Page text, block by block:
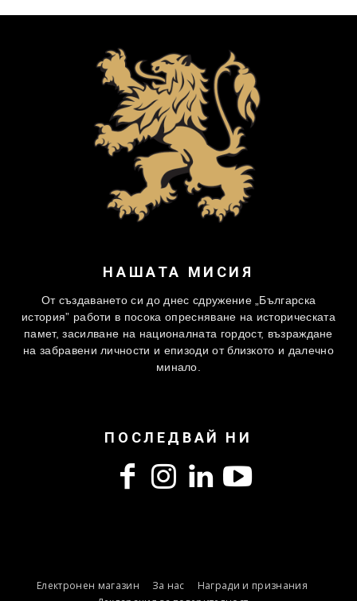
НАШАТА МИСИЯ
От създаването си до днес сдружение „Българска
история” работи в посока опресняване на историческата
памет, засилване на националната гордост, възраждане
на забравени личности и епизоди от близкото и далечно
минало.
ПОСЛЕДВАЙ НИ
Електронен магазин За нас
Награди и признания